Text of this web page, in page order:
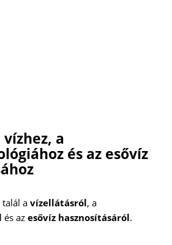
a
és az esővíz
talál a vízellátásról, a
és az esővíz hasznosításáról.